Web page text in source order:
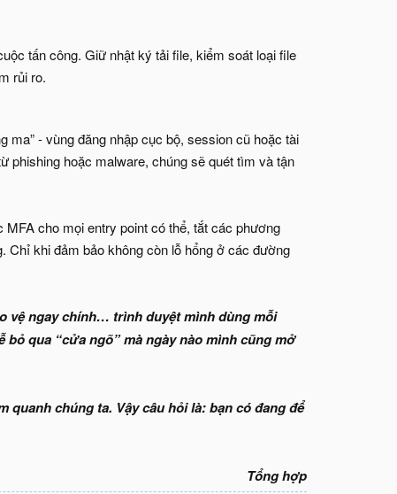
tấn công. Giữ nhật ký tải file, kiểm soát loại file
rủi ro.
ma” - vùng đăng nhập cục bộ, session cũ hoặc tài
phishing hoặc malware, chúng sẽ quét tìm và tận
MFA cho mọi entry point có thể, tắt các phương
Chỉ khi đảm bảo không còn lỗ hổng ở các đường
vệ ngay chính… trình duyệt mình dùng mỗi
qua “cửa ngõ” mà ngày nào mình cũng mở
quanh chúng ta. Vậy câu hỏi là: bạn có đang để
Tổng hợp